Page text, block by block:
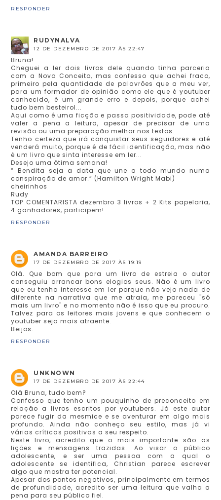
RESPONDER
RUDYNALVA
12 DE DEZEMBRO DE 2017 ÀS 22:47
Bruna!
Cheguei a ler dois livros dele quando tinha parceria
com a Novo Conceito, mas confesso que achei fraco,
primeiro pela quantidade de palavrões que a meu ver,
para um formador de opinião como ele que é youtuber
conhecido, é um grande erro e depois, porque achei
tudo bem besteirol...
Aqui como é uma ficção e passa positividade, pode até
valer a pena a leitura, apesar de precisar de uma
revisão ou uma preparação melhor nos textos.
Tenho certeza que irá conquistar seus seguidores e até
venderá muito, porque é de fácil identificação, mas não
é um livro que sinta interesse em ler...
Desejo uma ótima semana!
“ Bendita seja a data que une a todo mundo numa
conspiração de amor.” (Hamilton Wright Mabi)
cheirinhos
Rudy
TOP COMENTARISTA dezembro 3 livros + 2 Kits papelaria,
4 ganhadores, participem!
RESPONDER
AMANDA BARREIRO
17 DE DEZEMBRO DE 2017 ÀS 19:19
Olá. Que bom que para um livro de estreia o autor
conseguiu arrancar bons elogios seus. Não é um livro
que eu tenha interesse em ler porque não vejo nada de
diferente na narrativa que me atraia, me pareceu "só
mais um livro" e no momento não é isso que eu procuro.
Talvez para os leitores mais jovens e que conhecem o
youtuber seja mais atraente.
Beijos.
RESPONDER
UNKNOWN
17 DE DEZEMBRO DE 2017 ÀS 22:44
Olá Bruna, tudo bem?
Confesso que tenho um pouquinho de preconceito em
relação a livros escritos por youtubers. Já este autor
parece fugir da mesmice e se aventurar em algo mais
profundo. Ainda não conheço seu estilo, mas já vi
várias críticas positivas a seu respeito.
Neste livro, acredito que o mais importante são as
lições e mensagens trazidas. Ao visar o público
adolescente, e ser uma pessoa com a qual o
adolescente se identifica, Christian parece escrever
algo que mostra ter potencial.
Apesar dos pontos negativos, principalmente em termos
de profundidade, acredito ser uma leitura que valha a
pena para seu público fiel.